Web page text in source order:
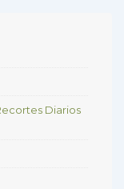
Diarios